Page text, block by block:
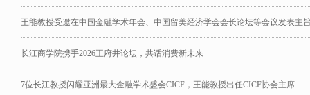
王能教授受邀在中国金融学术年会、中国留美经济学会会长论坛等会议发表主
长江商学院携手2026王府井论坛，共话消费新未来
7位长江教授闪耀亚洲最大金融学术盛会CICF，王能教授出任CICF协会主席